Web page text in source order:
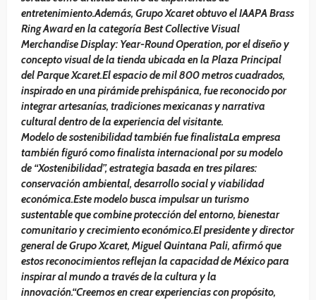
entretenimiento.Además, Grupo Xcaret obtuvo el IAAPA Brass
Ring Award en la categoría Best Collective Visual
Merchandise Display: Year-Round Operation, por el diseño y
concepto visual de la tienda ubicada en la Plaza Principal
del Parque Xcaret.El espacio de mil 800 metros cuadrados,
inspirado en una pirámide prehispánica, fue reconocido por
integrar artesanías, tradiciones mexicanas y narrativa
cultural dentro de la experiencia del visitante.
Modelo de sostenibilidad también fue finalistaLa empresa
también figuró como finalista internacional por su modelo
de “Xostenibilidad”, estrategia basada en tres pilares:
conservación ambiental, desarrollo social y viabilidad
económica.Este modelo busca impulsar un turismo
sustentable que combine protección del entorno, bienestar
comunitario y crecimiento económico.El presidente y director
general de Grupo Xcaret, Miguel Quintana Pali, afirmó que
estos reconocimientos reflejan la capacidad de México para
inspirar al mundo a través de la cultura y la
innovación.“Creemos en crear experiencias con propósito,